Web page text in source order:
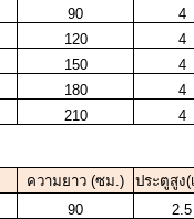
90
4
120
4
150
4
180
4
210 4
ความยาว (ซม.)
ประตูสูง(
90
2.5